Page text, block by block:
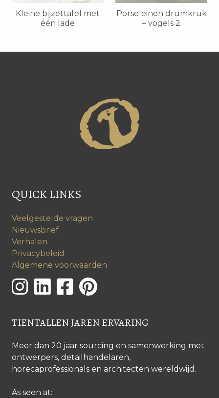
Kleine bijzettafel met
één lade
Porseleinen drumkruk
– vogels 2
QUICK LINKS
Veelgestelde vragen
Nieuwsbrief
Verhalen
Privacybeleid
Algemene voorwaarden
TIENTALLEN JAREN ERVARING
Meer dan 20 jaar sourcing en samenwerking met
ontwerpers, detailhandelaren,
horecaprofessionals en architecten wereldwijd.
As seen at: